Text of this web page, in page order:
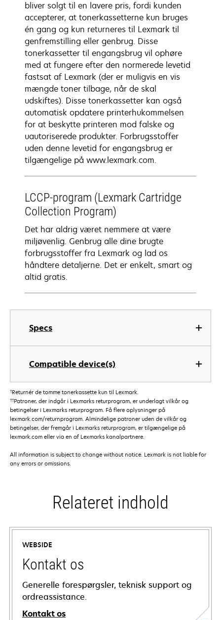
Specs
Compatible device(s)
bliver solgt til en lavere pris, fordi kunden
accepterer, at tonerkassetterne kun bruges
én gang og kun returneres til Lexmark til
genfremstilling eller genbrug. Disse
tonerkassetter til engangsbrug vil ophøre
med at fungere efter den normerede levetid
fastsat af Lexmark (der er muligvis en vis
mængde toner tilbage, når de skal
udskiftes). Disse tonerkassetter kan også
automatisk opdatere printerhukommelsen
for at beskytte printeren mod falske og
uautoriserede produkter. Forbrugsstoffer
uden denne levetid for engangsbrug er
tilgængelige på www.lexmark.com.
LCCP-program (Lexmark Cartridge
Collection Program)
Det har aldrig været nemmere at være
miljøvenlig. Genbrug alle dine brugte
forbrugsstoffer fra Lexmark og lad os
håndtere detaljerne. Det er enkelt, smart og
altid gratis.
†Returnér de tomme tonerkassette kun til Lexmark.
††Patroner, der indgår i Lexmarks returprogram, er underlagt vilkår og
betingelser i Lexmarks returprogram. Få flere oplysninger på
lexmark.com/returnprogram. Almindelige patroner uden de vilkår og
betingelser, der fremgår i Lexmarks returprogram, er tilgængelige på
lexmark.com eller via en af Lexmarks kanalpartnere.
All information is subject to change without notice. Lexmark is not liable for
any errors or omissions.
Relateret indhold
WEBSIDE
Kontakt os
Generelle forespørgsler, teknisk support og
ordreassistance.
Kontakt os